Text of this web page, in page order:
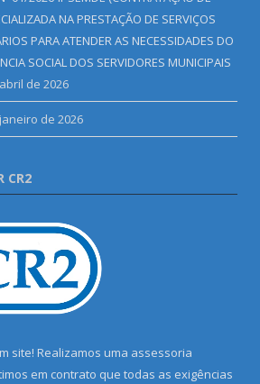
NA PRESTAÇÃO DE SERVIÇOS
PARA ATENDER AS NECESSIDADES DO
SOCIAL DOS SERVIDORES MUNICIPAIS
de 2026
de 2026
CR2
site! Realizamos uma assessoria
em contrato que todas as exigências